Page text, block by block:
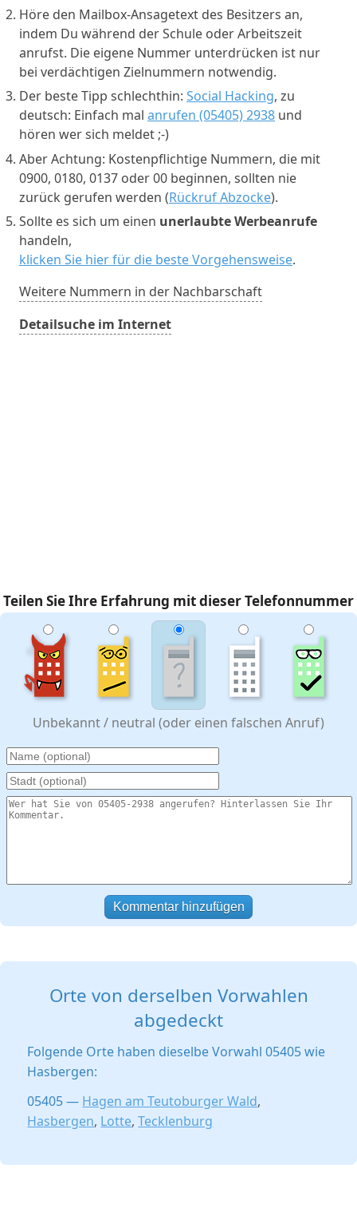
Höre den Mailbox-Ansagetext des Besitzers an,
indem Du während der Schule oder Arbeitszeit
anrufst. Die eigene Nummer unterdrücken ist nur
bei verdächtigen Zielnummern notwendig.
Der beste Tipp schlechthin: Social Hacking, zu
deutsch: Einfach mal anrufen (05405) 2938 und
hören wer sich meldet ;-)
Aber Achtung: Kostenpflichtige Nummern, die mit
0900, 0180, 0137 oder 00 beginnen, sollten nie
zurück gerufen werden (Rückruf Abzocke).
Sollte es sich um einen unerlaubte Werbeanrufe
handeln,
klicken Sie hier für die beste Vorgehensweise.
Weitere Nummern in der Nachbarschaft
Detailsuche im Internet
Teilen Sie Ihre Erfahrung mit dieser Telefonnummer
Unbekannt / neutral (oder einen falschen Anruf)
Kommentar hinzufügen
Orte von derselben Vorwahlen
abgedeckt
Folgende Orte haben dieselbe Vorwahl 05405 wie
Hasbergen:
05405 — Hagen am Teutoburger Wald,
Hasbergen, Lotte,Tecklenburg